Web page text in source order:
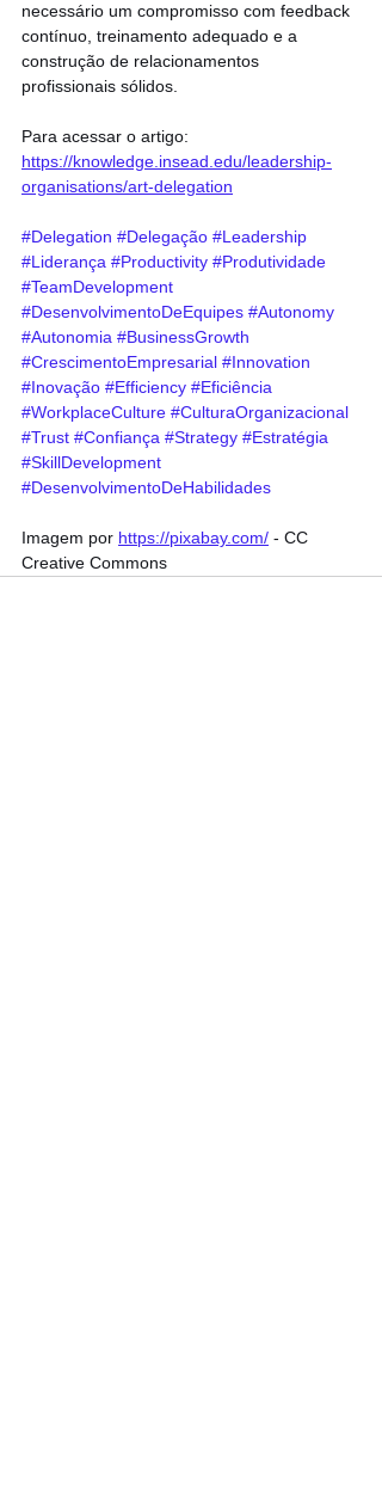
necessário um compromisso com feedback
contínuo, treinamento adequado e a
construção de relacionamentos
profissionais sólidos.
Para acessar o artigo:
https://knowledge.insead.edu/leadership-
organisations/art-delegation
#Delegation #Delegação #Leadership
#Liderança #Productivity #Produtividade
#TeamDevelopment
#DesenvolvimentoDeEquipes #Autonomy
#Autonomia #BusinessGrowth
#CrescimentoEmpresarial #Innovation
#Inovação #Efficiency #Eficiência
#WorkplaceCulture #CulturaOrganizacional
#Trust #Confiança #Strategy #Estratégia
#SkillDevelopment
#DesenvolvimentoDeHabilidades
Imagem por https://pixabay.com/ - CC
Creative Commons